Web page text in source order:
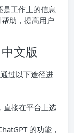
是工作上的信息
助，提高用户
文版
过以下途径进
直接在平台上选
的功能，